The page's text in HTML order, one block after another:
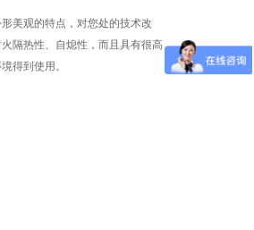
美观的特点，对您处的技术改
隔热性、自熄性，而且具有很高
得到使用。